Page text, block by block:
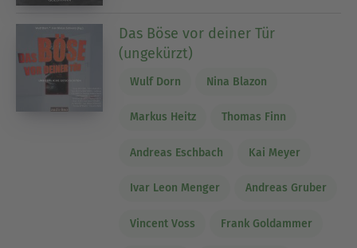
Das Böse vor deiner Tür
(ungekürzt)
Wulf Dorn Nina Blazon
Markus Heitz Thomas Finn
Andreas Eschbach Kai Meyer
Ivar Leon Menger Andreas Gruber
Vincent Voss Frank Goldammer